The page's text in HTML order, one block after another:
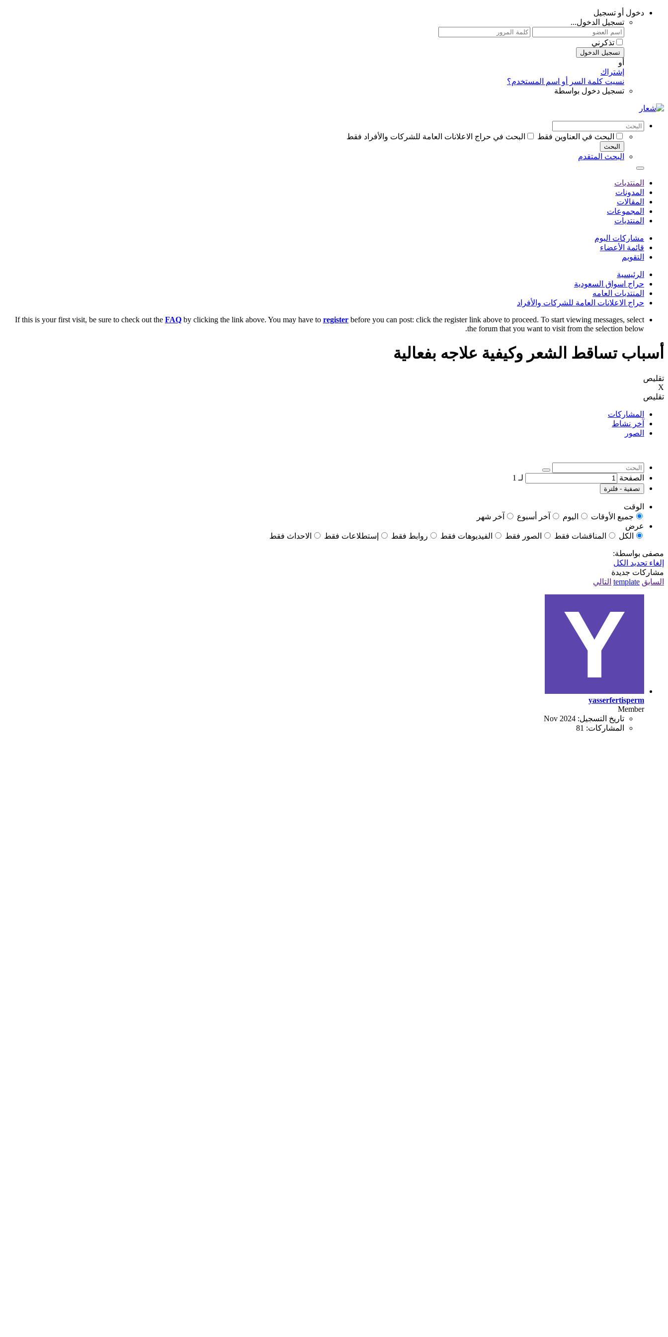
دخول أو تسجيل
تسجيل الدخول...
تذكرني
تسجيل الدخول
أو
إشتراك
نسيت كلمة السر أو اسم المستخدم؟
تسجيل دخول بواسطة
البحث في العناوين فقط البحث في حراج الاعلانات العامة للشركات والأفراد فقط
البحث
البحث المتقدم
المنتديات
المدونات
المقالات
المجموعات
المنتديات
مشاركات اليوم
قائمة الأعضاء
التقويم
الرئيسية
حراج اسواق السعودية
المنتديات العامه
حراج الاعلانات العامة للشركات والأفراد
If this is your first visit, be sure to check out the FAQ by clicking the link above. You may have to register before you can post: click the register link above to proceed. To start viewing messages, select
the forum that you want to visit from the selection below.
أسباب تساقط الشعر وكيفية علاجه بفعالية
تقليص
X
تقليص
المشاركات
آخر نشاط
الصور
الصفحة لـ 1
تصفية - فلترة
الوقت
جميع الأوقات
اليوم آخر أسبوع
آخر شهر
عرض
الكل
المناقشات فقط الصور فقط الفيديوهات فقط روابط فقط إستطلاعات فقط الاحداث فقط
مصفى بواسطة:
إلغاء تحديد الكل
مشاركات جديدة
السابق template التالي
yasserfertisperm
Member
تاريخ التسجيل: Nov 2024
المشاركات: 81